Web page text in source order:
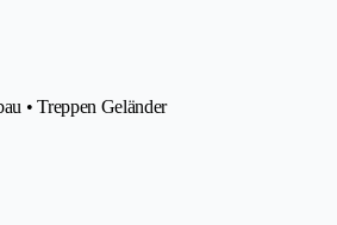
• Treppen Geländer